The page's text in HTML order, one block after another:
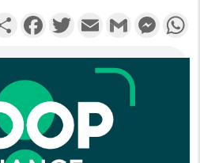
PartagerFacebookTwitterEmail Gmail